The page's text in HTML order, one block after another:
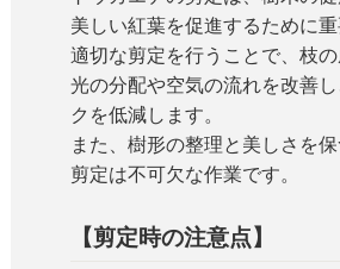
美しい紅葉を促進するために重
適切な剪定を行うことで、枝の
光の分配や空気の流れを改善
クを低減します。
また、樹形の整理と美しさを保
剪定は不可欠な作業です。
【剪定時の注意点】